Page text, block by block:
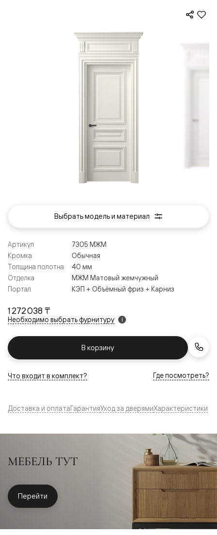
1 272 038 ₸
Необходимо выбрать фурнитуру i
В корзину
Артикул
7305 МЖМ
Кромка
Обычная
Толщина полотна
40 мм
Отделка
МЖМ Матовый жемчужный
Портал
КЭП + Объёмный фриз + Карниз
Что входит в комплект? Где посмотреть?
Выбрать модель и материал
Доставка и оплатаГарантияУход за дверямиХарактеристики
МЕБЕЛЬ ТУТ
Перейти